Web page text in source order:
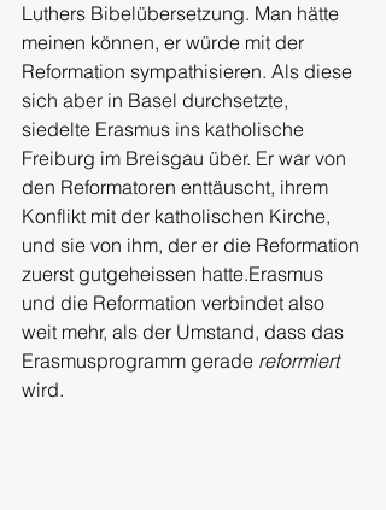
Luthers Bibelübersetzung. Man hätte
meinen können, er würde mit der
Reformation sympathisieren. Als diese
sich aber in Basel durchsetzte,
siedelte Erasmus ins katholische
Freiburg im Breisgau über. Er war von
den Reformatoren enttäuscht, ihrem
Konflikt mit der katholischen Kirche,
und sie von ihm, der er die Reformation
zuerst gutgeheissen hatte.Erasmus
und die Reformation verbindet also
weit mehr, als der Umstand, dass das
Erasmusprogramm gerade reformiert
wird.